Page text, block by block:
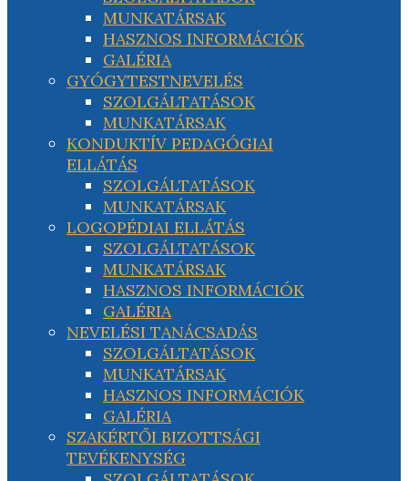
MUNKATÁRSAK
HASZNOS INFORMÁCIÓK
GALÉRIA
GYÓGYTESTNEVELÉS
SZOLGÁLTATÁSOK
MUNKATÁRSAK
KONDUKTÍV PEDAGÓGIAI
ELLÁTÁS
SZOLGÁLTATÁSOK
MUNKATÁRSAK
LOGOPÉDIAI ELLÁTÁS
SZOLGÁLTATÁSOK
MUNKATÁRSAK
HASZNOS INFORMÁCIÓK
GALÉRIA
NEVELÉSI TANÁCSADÁS
SZOLGÁLTATÁSOK
MUNKATÁRSAK
HASZNOS INFORMÁCIÓK
GALÉRIA
SZAKÉRTŐI BIZOTTSÁGI
TEVÉKENYSÉG